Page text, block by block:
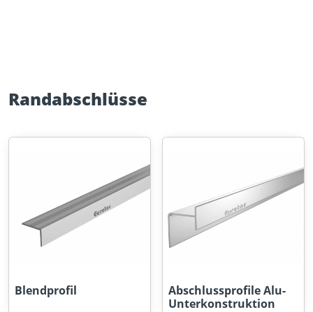
Randabschlüsse
Blendprofil
Abschlussprofile Alu-
Unterkonstruktion